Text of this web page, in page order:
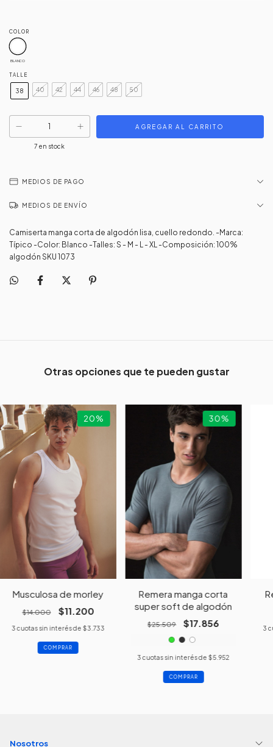
COLOR
BLANCO
TALLE
38 40 42 44 46 48 50
7 en stock
MEDIOS DE PAGO
MEDIOS DE ENVÍO
Camiserta manga corta de algodón lisa, cuello redondo. -Marca:
Típico -Color: Blanco -Talles: S - M - L - XL -Composición: 100%
algodón SKU 1073
Otras opciones que te pueden gustar
20%
Musculosa de morley
$14.000 $11.200
3 cuotas sin interés de $3.733
COMPRAR
30%
Remera manga corta
super soft de algodón
$25.509 $17.856
3 cuotas sin interés de $5.952
COMPRAR
3
Nosotros